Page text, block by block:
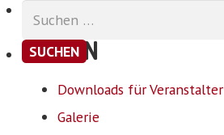
nach:
SEITEN
Downloads für Veranstalter
Galerie